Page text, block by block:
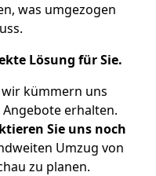
was umgezogen
Lösung für Sie.
wir kümmern uns
erhalten.
Sie uns noch
Umzug von
zu planen.